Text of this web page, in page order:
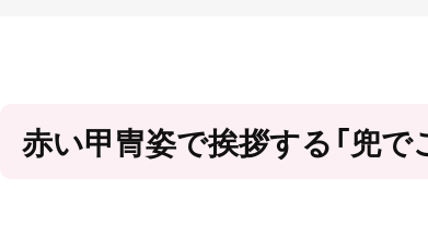
赤い甲冑姿で挨拶する「兜で